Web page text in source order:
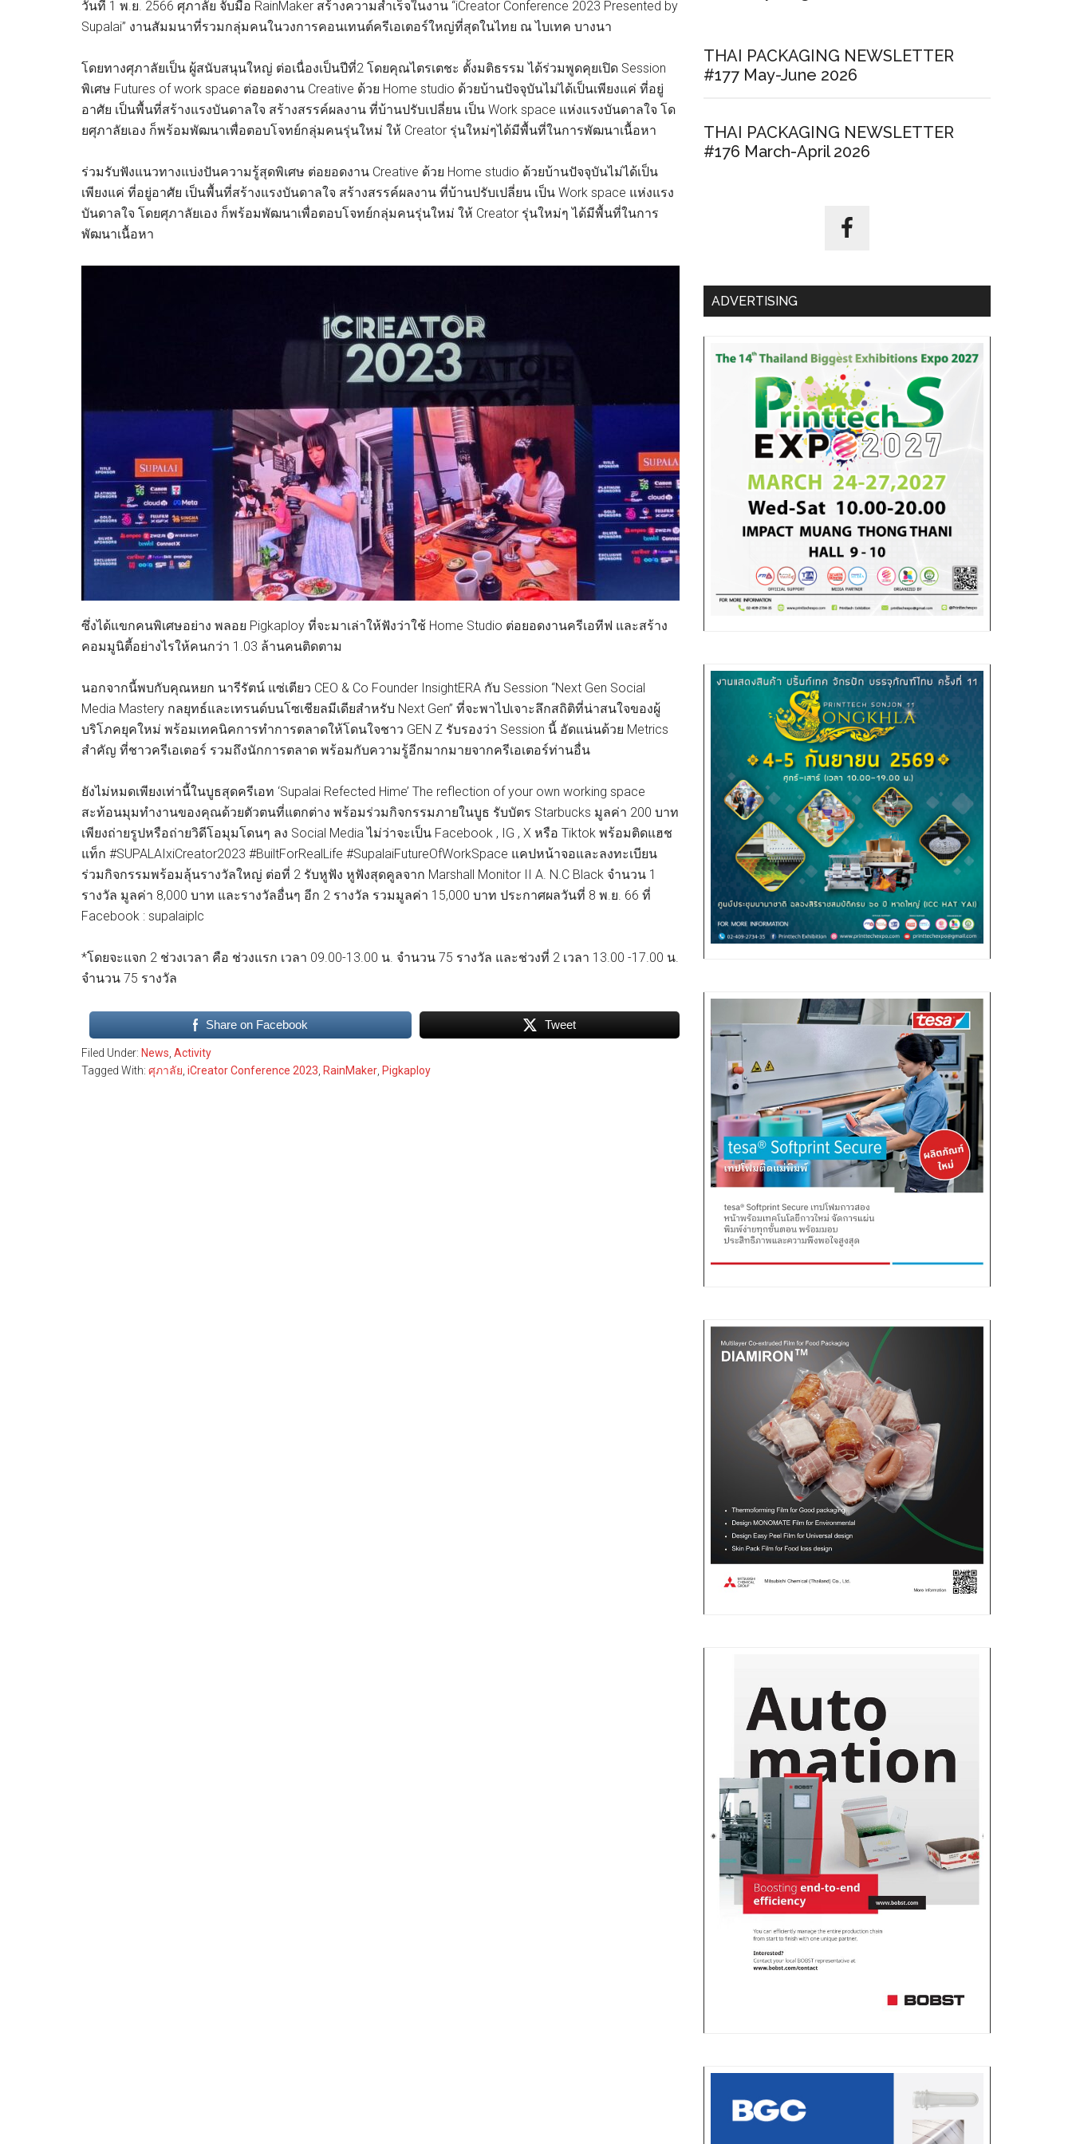
วันที่ 1 พ.ย. 2566 ศุภาลัย จับมือ RainMaker สร้างความสำเร็จในงาน “iCreator Conference 2023 Presented by
Supalai” งานสัมมนาที่รวมกลุ่มคนในวงการคอนเทนต์ครีเอเตอร์ใหญ่ที่สุดในไทย ณ ไบเทค บางนา
โดยทางศุภาลัยเป็น ผู้สนับสนุนใหญ่ ต่อเนื่องเป็นปีที่2 โดยคุณไตรเตชะ ตั้งมติธรรม ได้ร่วมพูดคุยเปิด Session
พิเศษ Futures of work space ต่อยอดงาน Creative ด้วย Home studio ด้วยบ้านปัจจุบันไม่ได้เป็นเพียงแค่ ที่อยู่
อาศัย เป็นพื้นที่สร้างแรงบันดาลใจ สร้างสรรค์ผลงาน ที่บ้านปรับเปลี่ยน เป็น Work space แห่งแรงบันดาลใจ โด
ยศุภาลัยเอง ก็พร้อมพัฒนาเพื่อตอบโจทย์กลุ่มคนรุ่นใหม่ ให้ Creator รุ่นใหม่ๆได้มีพื้นที่ในการพัฒนาเนื้อหา
ร่วมรับฟังแนวทางแบ่งปันความรู้สุดพิเศษ ต่อยอดงาน Creative ด้วย Home studio ด้วยบ้านปัจจุบันไม่ได้เป็น
เพียงแค่ ที่อยู่อาศัย เป็นพื้นที่สร้างแรงบันดาลใจ สร้างสรรค์ผลงาน ที่บ้านปรับเปลี่ยน เป็น Work space แห่งแรง
บันดาลใจ โดยศุภาลัยเอง ก็พร้อมพัฒนาเพื่อตอบโจทย์กลุ่มคนรุ่นใหม่ ให้ Creator รุ่นใหม่ๆ ได้มีพื้นที่ในการ
พัฒนาเนื้อหา
ซึ่งได้แขกคนพิเศษอย่าง พลอย Pigkaploy ที่จะมาเล่าให้ฟังว่าใช้ Home Studio ต่อยอดงานครีเอทีฟ และสร้าง
คอมมูนิตี้อย่างไรให้คนกว่า 1.03 ล้านคนติดตาม
นอกจากนี้พบกับคุณหยก นารีรัตน์ แซ่เตียว CEO & Co Founder InsightERA กับ Session “Next Gen Social
Media Mastery กลยุทธ์และเทรนด์บนโซเชียลมีเดียสำหรับ Next Gen” ที่จะพาไปเจาะลึกสถิติที่น่าสนใจของผู้
บริโภคยุคใหม่ พร้อมเทคนิคการทำการตลาดให้โดนใจชาว GEN Z รับรองว่า Session นี้ อัดแน่นด้วย Metrics
สำคัญ ที่ชาวครีเอเตอร์ รวมถึงนักการตลาด พร้อมกับความรู้อีกมากมายจากครีเอเตอร์ท่านอื่น
ยังไม่หมดเพียงเท่านี้ในบูธสุดครีเอท ‘Supalai Refected Hime’ The reflection of your own working space
สะท้อนมุมทำงานของคุณด้วยตัวตนที่แตกต่าง พร้อมร่วมกิจกรรมภายในบูธ รับบัตร Starbucks มูลค่า 200 บาท
เพียงถ่ายรูปหรือถ่ายวิดีโอมุมโดนๆ ลง Social Media ไม่ว่าจะเป็น Facebook , IG , X หรือ Tiktok พร้อมติดแฮช
แท็ก #SUPALAIxiCreator2023 #BuiltForRealLife #SupalaiFutureOfWorkSpace แคปหน้าจอและลงทะเบียน
ร่วมกิจกรรมพร้อมลุ้นรางวัลใหญ่ ต่อที่ 2 รับหูฟัง หูฟังสุดคูลจาก Marshall Monitor II A. N.C Black จำนวน 1
รางวัล มูลค่า 8,000 บาท และรางวัลอื่นๆ อีก 2 รางวัล รวมมูลค่า 15,000 บาท ประกาศผลวันที่ 8 พ.ย. 66 ที่
Facebook : supalaiplc
*โดยจะแจก 2 ช่วงเวลา คือ ช่วงแรก เวลา 09.00-13.00 น. จำนวน 75 รางวัล และช่วงที่ 2 เวลา 13.00 -17.00 น.
จำนวน 75 รางวัล
Share on Facebook Tweet
Filed Under: News, Activity
Tagged With: ศุภาลัย, iCreator Conference 2023, RainMaker, Pigkaploy
THAI PACKAGING NEWSLETTER
#177 May-June 2026
THAI PACKAGING NEWSLETTER
#176 March-April 2026
ADVERTISING